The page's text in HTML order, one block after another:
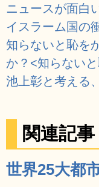
ニュースが面白
イスラーム国の
知らないと恥を
か？<知らない
池上彰と考える
関連記事
世界25大都